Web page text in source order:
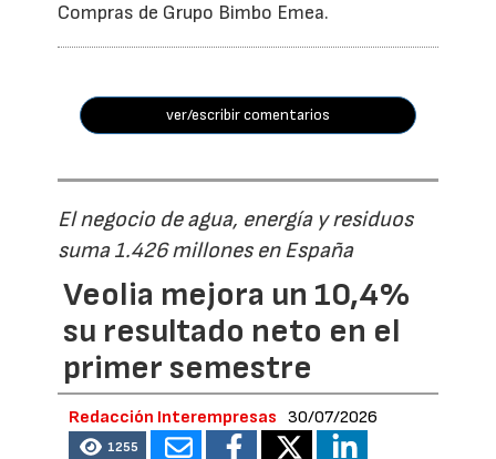
Compras de Grupo Bimbo Emea.
ver/escribir comentarios
El negocio de agua, energía y residuos
suma 1.426 millones en España
Veolia mejora un 10,4%
su resultado neto en el
primer semestre
Redacción Interempresas 30/07/2026
1255